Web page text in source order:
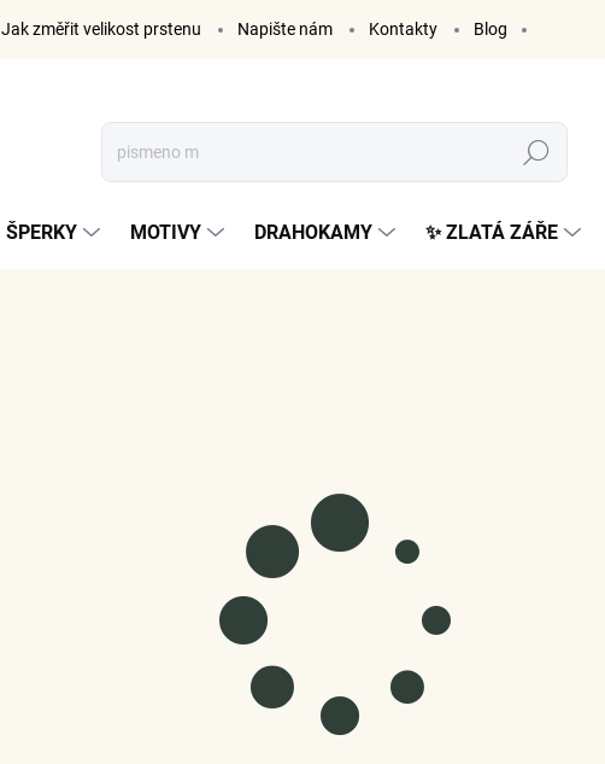
Jak změřit velikost prstenu Napište nám Kontakty Blog
Hledat
ŠPERKY MOTIVY DRAHOKAMY ✨ ZLATÁ ZÁŘE